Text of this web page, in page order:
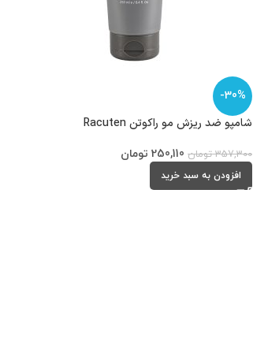
-30%
شامپو ضد ریزش مو راکوتن Racuten
357,300 تومان 250,110 تومان
افزودن به سبد خرید